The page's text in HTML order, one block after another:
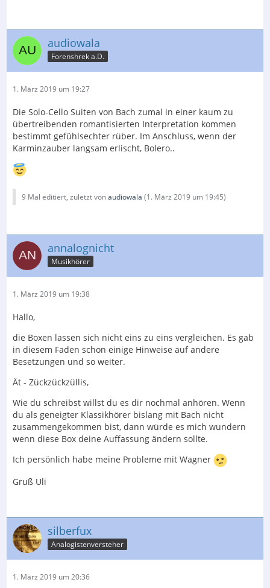
audiowala
Forenshrek a.D.
1. März 2019 um 19:27
Die Solo-Cello Suiten von Bach zumal in einer kaum zu
übertreibenden romantisierten Interpretation kommen
bestimmt gefühlsechter rüber. Im Anschluss, wenn der
Karminzauber langsam erlischt, Bolero..
9 Mal editiert, zuletzt vonaudiowala (1. März 2019 um 19:45)
annalognicht
Musikhörer
1. März 2019 um 19:38
Hallo,
die Boxen lassen sich nicht eins zu eins vergleichen. Es gab
in diesem Faden schon einige Hinweise auf andere
Besetzungen und so weiter.
Ät - Zückzückzüllis,
Wie du schreibst willst du es dir nochmal anhören. Wenn
du als geneigter Klassikhörer bislang mit Bach nicht
zusammengekommen bist, dann würde es mich wundern
wenn diese Box deine Auffassung ändern sollte.
Ich persönlich habe meine Probleme mit Wagner
Gruß Uli
silberfux
Analogistenversteher
1. März 2019 um 20:36